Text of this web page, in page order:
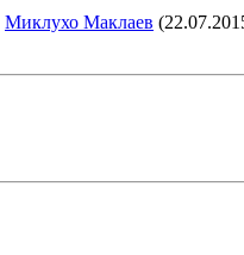
Миклухо Маклаев